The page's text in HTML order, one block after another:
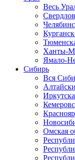
Весь
Ханты-
Ямало-
Сибирь
Вся
Омская